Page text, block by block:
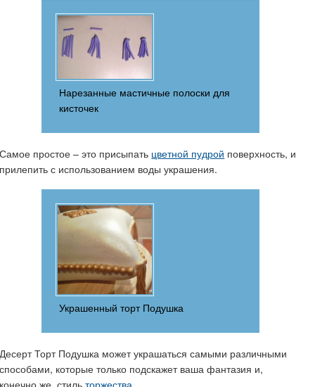
Нарезанные мастичные полоски для
кисточек
Самое простое – это присыпать цветной пудрой поверхность, и
прилепить с использованием воды украшения.
Украшенный торт Подушка
Десерт Торт Подушка может украшаться самыми различными
способами, которые только подскажет ваша фантазия и,